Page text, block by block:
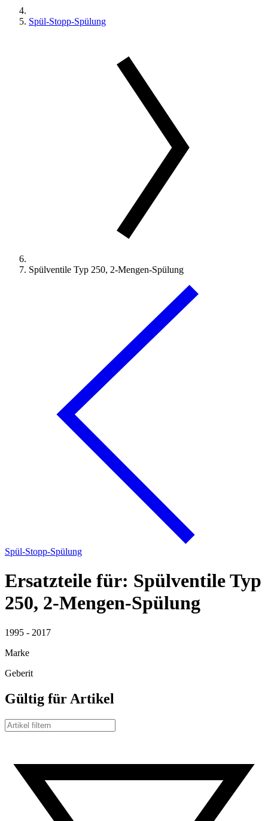
Spül-Stopp-Spülung
Spülventile Typ 250, 2-Mengen-Spülung
Spül-Stopp-Spülung
Ersatzteile für: Spülventile Typ
250, 2-Mengen-Spülung
1995 - 2017
Marke
Geberit
Gültig für Artikel